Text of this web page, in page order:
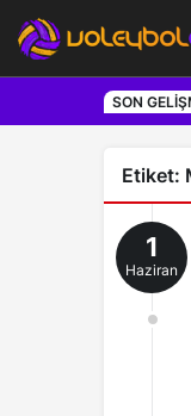
SON
Etiket:
1
Haziran